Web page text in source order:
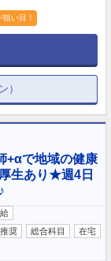
本人の結婚5
・特別休暇③：
暇④：家屋の消
狙い目！
）
+αで地域の健康
生あり★週4日
奨 総合科目 在宅